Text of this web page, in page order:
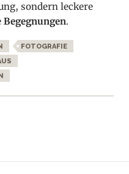
sondern leckere
Begegnungen.
FOTOGRAFIE